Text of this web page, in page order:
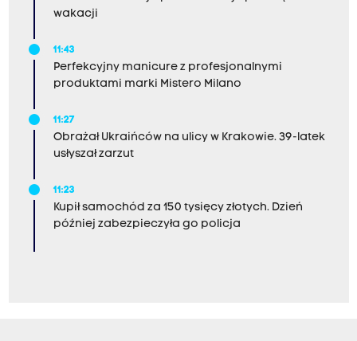
wakacji
11:43
Perfekcyjny manicure z profesjonalnymi
produktami marki Mistero Milano
11:27
Obrażał Ukraińców na ulicy w Krakowie. 39-latek
usłyszał zarzut
11:23
Kupił samochód za 150 tysięcy złotych. Dzień
później zabezpieczyła go policja